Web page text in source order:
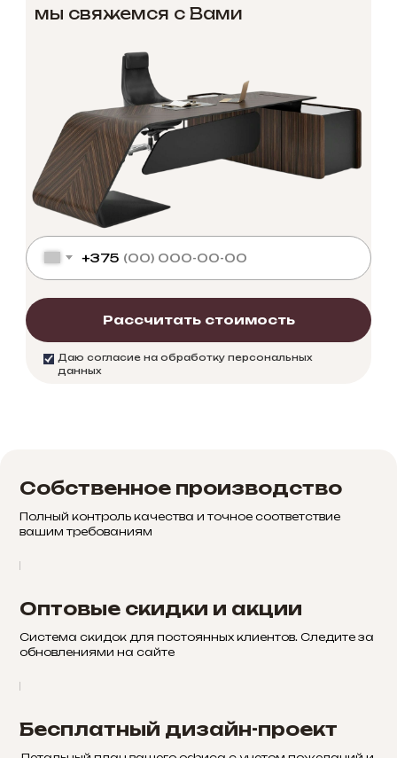
мы свяжемся с Вами
Даю согласие на обработку персональных
данных
+375
Рассчитать стоимость
Собственное производство
Полный контроль качества и точное соответствие
вашим требованиям
Оптовые скидки и акции
Система скидок для постоянных клиентов. Следите за
обновлениями на сайте
Бесплатный дизайн-проект